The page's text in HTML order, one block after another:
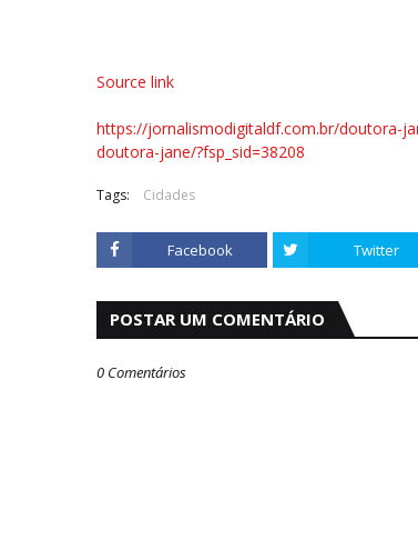
Source link
https://jornalismodigitaldf.com.br/doutora-
doutora-jane/?fsp_sid=38208
Tags: Cidades
Facebook Twitter
POSTAR UM COMENTÁRIO
0 Comentários